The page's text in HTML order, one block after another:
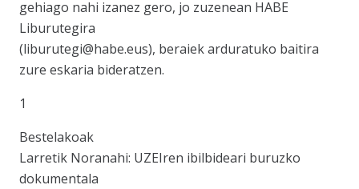
gehiago nahi izanez gero, jo zuzenean HABE
Liburutegira
(liburutegi@habe.eus), beraiek arduratuko baitira
zure eskaria bideratzen.
1
Bestelakoak
Larretik Noranahi: UZEIren ibilbideari buruzko
dokumentala